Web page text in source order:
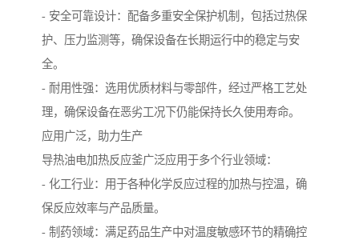
- 安全可靠设计：配备多重安全保护机制，包括过热保
护、压力监测等，确保设备在长期运行中的稳定与安
全。
- 耐用性强：选用优质材料与零部件，经过严格工艺处
理，确保设备在恶劣工况下仍能保持长久使用寿命。
应用广泛，助力生产
导热油电加热反应釜广泛应用于多个行业领域：
- 化工行业：用于各种化学反应过程的加热与控温，确
保反应效率与产品质量。
- 制药领域：满足药品生产中对温度敏感环节的精确控